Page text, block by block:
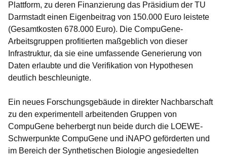
Plattform, zu deren Finanzierung das Präsidium der TU
Darmstadt einen Eigenbeitrag von 150.000 Euro leistete
(Gesamtkosten 678.000 Euro). Die CompuGene-
Arbeitsgruppen profitierten maßgeblich von dieser
Infrastruktur, da sie eine umfassende Generierung von
Daten erlaubte und die Verifikation von Hypothesen
deutlich beschleunigte.
Ein neues Forschungsgebäude in direkter Nachbarschaft
zu den experimentell arbeitenden Gruppen von
CompuGene beherbergt nun beide durch die LOEWE-
Schwerpunkte CompuGene und iNAPO geförderten und
im Bereich der Synthetischen Biologie angesiedelten